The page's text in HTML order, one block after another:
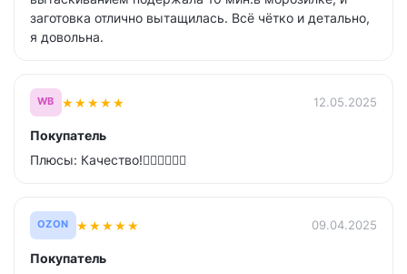
заготовка отлично вытащилась. Всё чётко и детально,
я довольна.
WB ★★★★★ 12.05.2025
Покупатель
Плюсы: Качество!👍🏼👍🏼👍🏼
OZON ★★★★★ 09.04.2025
Покупатель